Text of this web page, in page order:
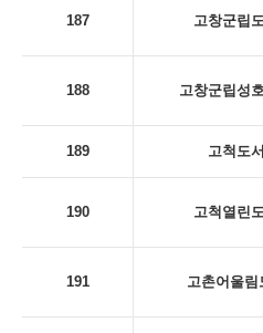
187 고창군립
188 고창군립성
189 고척도
190 고척열린
191 고촌어울림